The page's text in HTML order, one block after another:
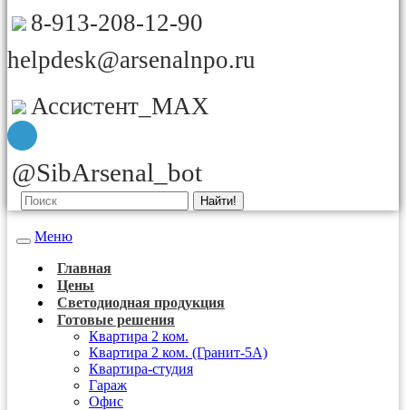
8-913-208-12-90
helpdesk@arsenalnpo.ru
Ассистент_MAX
@SibArsenal_bot
Найти!
Меню
Главная
Цены
Светодиодная продукция
Готовые решения
Квартира 2 ком.
Квартира 2 ком. (Гранит-5А)
Квартира-студия
Гараж
Офис